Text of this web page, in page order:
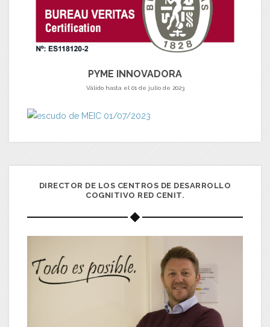
PYME INNOVADORA
Válido hasta el 01 de julio de 2023
DIRECTOR DE LOS CENTROS DE DESARROLLO
COGNITIVO RED CENIT.